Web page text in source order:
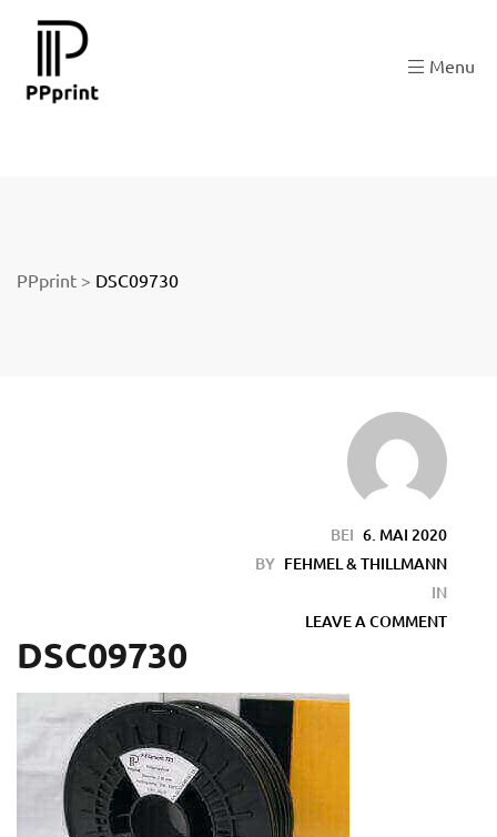
Menu
PPprint > DSC09730
BEI 6. MAI 2020
BY FEHMEL & THILLMANN
IN
LEAVE A COMMENT
DSC09730